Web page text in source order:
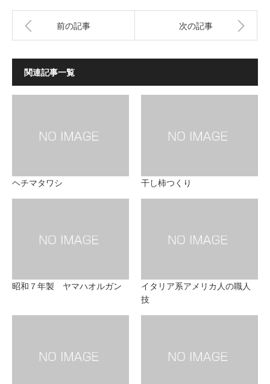
前の記事 次の記事
関連記事一覧
ヘチマタワシ 干し柿つくり
昭和７年製 ヤマハオルガン
イタリア系アメリカ人の職人
技